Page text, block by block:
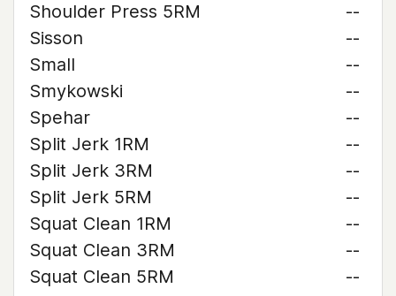
Shoulder Press 5RM
--
Sisson
--
Small
--
Smykowski
--
Spehar
--
Split Jerk 1RM
--
Split Jerk 3RM
--
Split Jerk 5RM
--
Squat Clean 1RM
--
Squat Clean 3RM
--
Squat Clean 5RM
--